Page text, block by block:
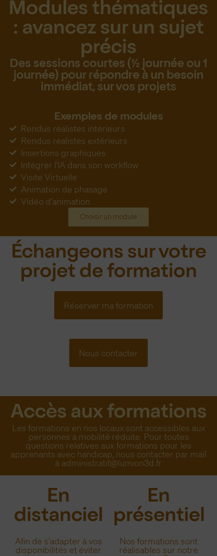
Modules thématiques
: avancez sur un sujet
précis
Des sessions courtes (½ journée ou 1
journée) pour répondre à un besoin
immédiat, sur vos projets
Exemples de modules
Rendus réalistes intérieurs
Rendus réalistes extérieurs
Insertions graphiques
Intégrer l'IA dans son workflow
Visite Virtuelle
Animation de phasage
Vidéo d'animation
Choisir un module
Échangeons sur votre
projet de formation
Réserver ma formation
Nous contacter
Accès aux formations
Les formations en nos locaux sont accessibles aux
personnes à mobilité réduite. Pour toutes
questions relatives aux formations pour les
apprenants avec handicap, nous contacter par mail
à administratif@lumion3d.fr
En
distanciel
En
présentiel
Afin de s’adapter à vos
disponibilités et éviter
Nos formations sont
réalisables sur notre